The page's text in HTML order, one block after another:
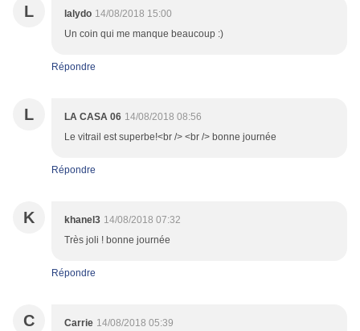
L lalydo 14/08/2018 15:00
Un coin qui me manque beaucoup :)
Répondre
L LA CASA 06 14/08/2018 08:56
Le vitrail est superbe!<br /> <br /> bonne journée
Répondre
K khanel3 14/08/2018 07:32
Très joli ! bonne journée
Répondre
C Carrie 14/08/2018 05:39